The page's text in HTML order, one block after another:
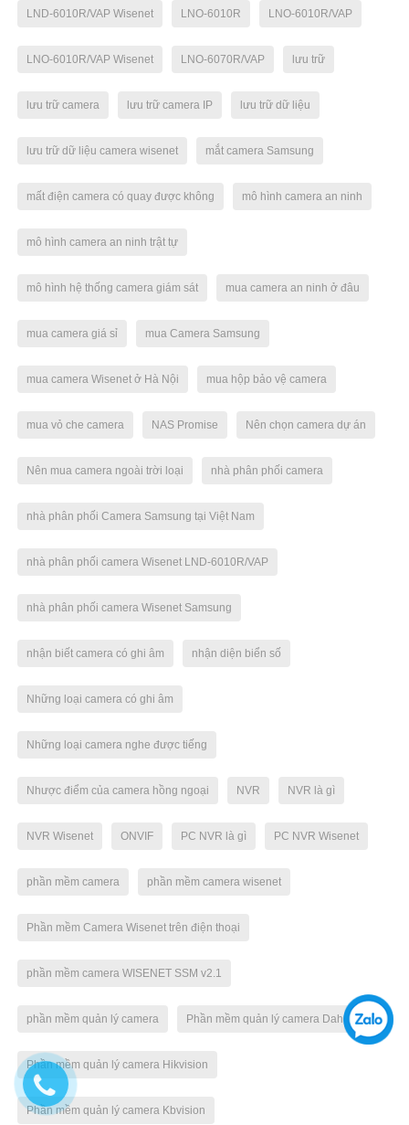
LND-6010R/VAP Wisenet LNO-6010R LNO-6010R/VAP
LNO-6010R/VAP Wisenet LNO-6070R/VAP lưu trữ
lưu trữ camera lưu trữ camera IP lưu trữ dữ liệu
lưu trữ dữ liệu camera wisenet mắt camera Samsung
mất điện camera có quay được không mô hình camera an ninh
mô hình camera an ninh trật tự
mô hình hệ thống camera giám sát mua camera an ninh ở đâu
mua camera giá sỉ mua Camera Samsung
mua camera Wisenet ở Hà Nội mua hộp bảo vệ camera
mua vỏ che camera NAS Promise Nên chọn camera dự án
Nên mua camera ngoài trời loại nhà phân phối camera
nhà phân phối Camera Samsung tại Việt Nam
nhà phân phối camera Wisenet LND-6010R/VAP
nhà phân phối camera Wisenet Samsung
nhận biết camera có ghi âm nhận diện biển số
Những loại camera có ghi âm
Những loại camera nghe được tiếng
Nhược điểm của camera hồng ngoại NVR NVR là gì
NVR Wisenet ONVIF PC NVR là gì PC NVR Wisenet
phần mềm camera phần mềm camera wisenet
Phần mềm Camera Wisenet trên điện thoại
phần mềm camera WISENET SSM v2.1
phần mềm quản lý camera Phần mềm quản lý camera Dahua
Phần mềm quản lý camera Hikvision
Phần mềm quản lý camera Kbvision